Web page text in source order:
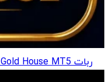
ربات Gold House MT5